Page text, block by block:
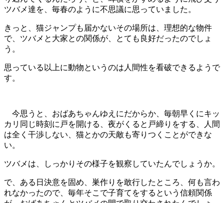
ツバメ達を、毎春のように不思議に思っていました。
きっと、猫ジャンプも届かないその場所は、理想的な物件
で、ツバメと大家との関係が、とても良好だったのでしょ
う。
思っている以上に動物というのは人間性を看破できるようで
す。
今思うと、おばあちゃんゆえにだからか、毎朝早くにキッ
カリ同じ時刻に戸を開ける、夜がくると戸締りをする、人間
は全く干渉しない、猫とかの天敵も寄りつくことができな
い。
ツバメは、しっかりその様子を観察していたんでしょうか。
で、ある日決意を固め、巣作りを敢行したところ、何も言わ
れなかったので、毎年そこで子育てをするという信頼関係